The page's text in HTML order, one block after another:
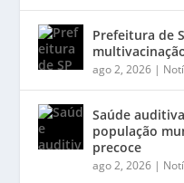
Prefeitura de
ago 2, 2026 |
Saúde
população
precoce
ago 2, 2026 |